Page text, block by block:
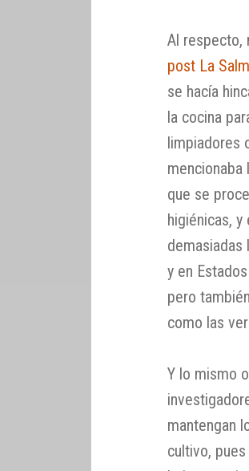
Al respecto,
post La
se hacía
la cocina
limpiadores
mencionaba
que se
higiénicas,
demasiadas
y en
pero
como las
Y lo mismo
mantengan
cultivo,